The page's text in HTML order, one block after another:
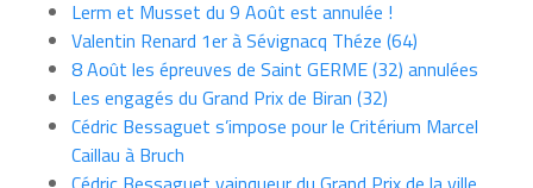
Lerm et Musset du 9 Août est annulée !
Valentin Renard 1er à Sévignacq Théze (64)
8 Août les épreuves de Saint GERME (32) annulées
Les engagés du Grand Prix de Biran (32)
Cédric Bessaguet s’impose pour le Critérium Marcel
Caillau à Bruch